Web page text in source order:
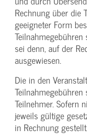
Rechnung über die
geeigneter Form
sei denn, auf der
ausgewiesen.
Die in den
Teilnehmer. Sofern
jeweils gültige
in Rechnung gestellt.